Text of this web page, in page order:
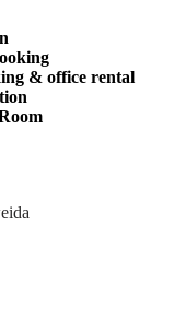
& office rental